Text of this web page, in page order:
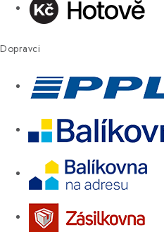
Dopravci